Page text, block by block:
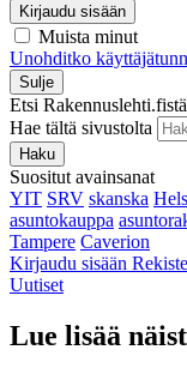
Kirjaudu sisään
Muista minut
Unohditko
Sulje
Etsi Rakennuslehti.fistä
Hae tältä sivustolta
Haku
Suositut avainsanat
YIT SRV skanska
asuntokauppa
Tampere Caverion
Kirjaudu sisään
Uutiset
Lue lisää